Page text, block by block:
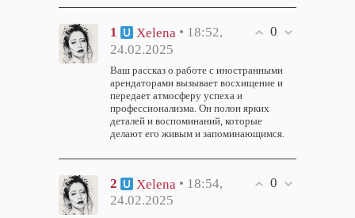
0
1 Xelena • 18:52,
24.02.2025
Ваш рассказ о работе с иностранными
арендаторами вызывает восхищение и
передает атмосферу успеха и
профессионализма. Он полон ярких
деталей и воспоминаний, которые
делают его живым и запоминающимся.
0
2 Xelena • 18:54,
24.02.2025